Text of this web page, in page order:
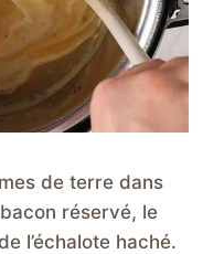
de terre dans
réservé, le
l’échalote haché.